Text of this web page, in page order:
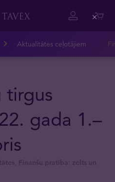
Aktualitātes ceļotājiem
tirgus
gada 1.–
Close